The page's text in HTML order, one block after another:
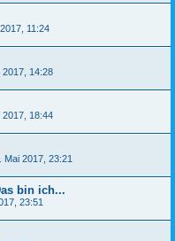
11:24
2017, 14:28
2017, 18:44
Mai 2017, 23:21
bin ich...
23:51